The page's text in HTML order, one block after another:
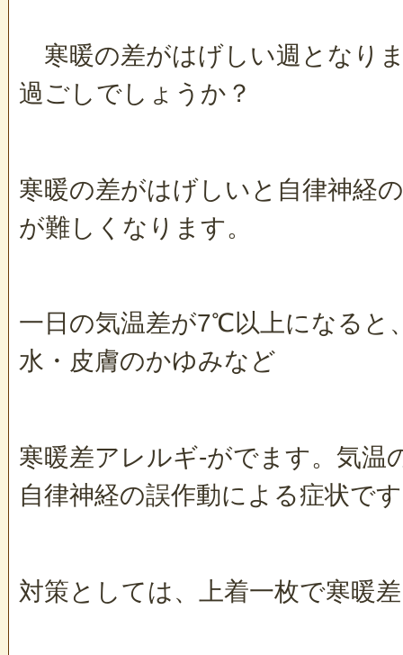
寒暖の差がはげしい週となり
過ごしでしょうか？
寒暖の差がはげしいと自律神経
が難しくなります。
一日の気温差が7℃以上になると
水・皮膚のかゆみなど
寒暖差アレルギ-がでます。気温
自律神経の誤作動による症状で
対策としては、上着一枚で寒暖